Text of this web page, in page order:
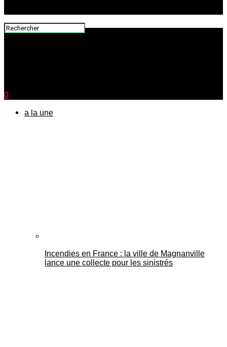
0
a la une
Incendies en France : la ville de Magnanville
lance une collecte pour les sinistrés